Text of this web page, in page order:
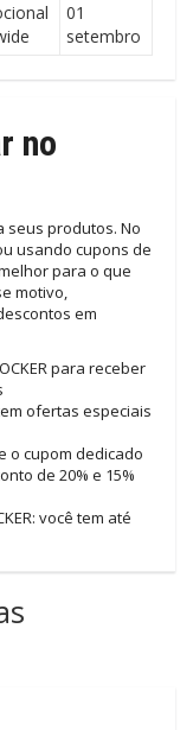
01
setembro
no
seus produtos. No
usando cupons de
para o que
motivo,
em
para receber
ofertas especiais
o cupom dedicado
de 20% e 15%
você tem até